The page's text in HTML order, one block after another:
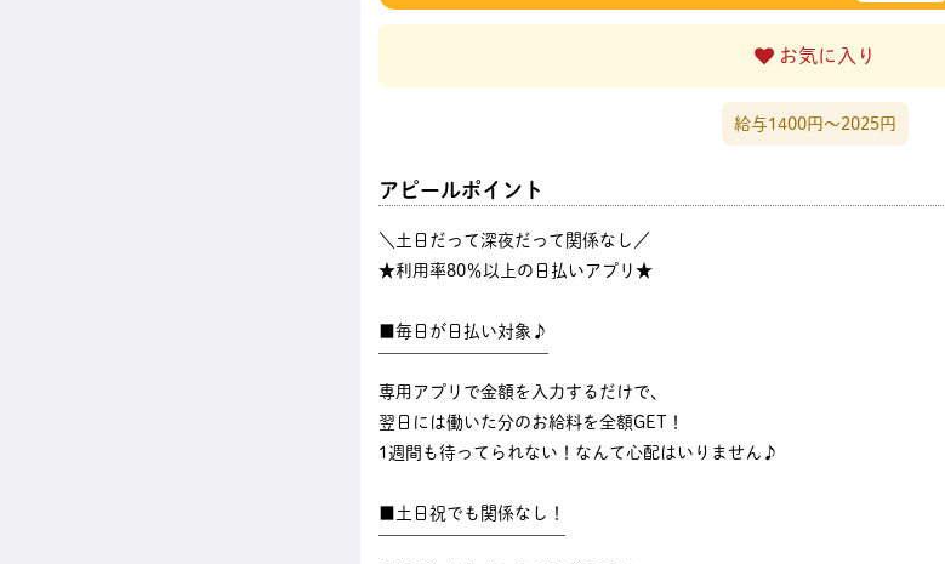
お気に入り
給与1400円〜2025円
アピールポイント
＼土日だって深夜だって関係なし／
★利用率80％以上の日払いアプリ★
■毎日が日払い対象♪
専用アプリで金額を入力するだけで、
翌日には働いた分のお給料を全額GET！
1週間も待ってられない！なんて心配はいりません♪
■土日祝でも関係なし！